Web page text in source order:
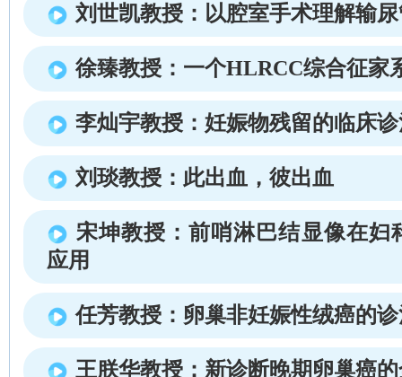
刘世凯教授：以腔室手术理解输
徐臻教授：一个HLRCC综合征家
李灿宇教授：妊娠物残留的临床
刘琰教授：此出血，彼出血
宋坤教授：前哨淋巴结显像在妇
应用
任芳教授：卵巢非妊娠性绒癌的
王朕华教授：新诊断晚期卵巢癌